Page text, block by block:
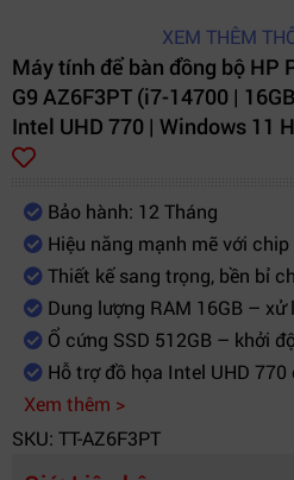
Khoảng 5.2 kg
Bảo hành
12 tháng chính
XEM THÊM
Máy tính để bàn đồng bộ HP
G9 AZ6F3PT (i7-14700 |
Intel UHD 770 | Windows 11
Bảo hành: 12 Tháng
Hiệu năng mạnh mẽ với
Thiết kế sang trọng, bền bỉ
Dung lượng RAM 16GB –
Ổ cứng SSD 512GB – khởi
Hỗ trợ đồ họa Intel UHD
Xem thêm >
SKU: TT-AZ6F3PT